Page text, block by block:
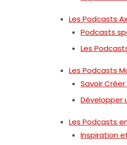
Les Podcasts
Podcasts
Les
Les Podcasts
Savoir
Développer
Les Podcasts
Inspiration